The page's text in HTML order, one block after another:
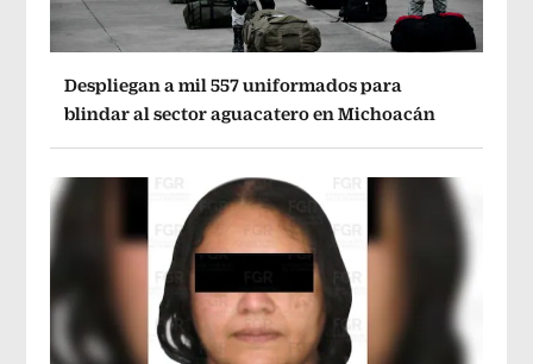
Despliegan a mil 557 uniformados para
blindar al sector aguacatero en Michoacán